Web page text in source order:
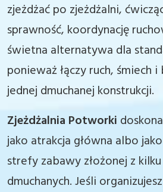
zjeżdżać po zjeżdżalni,
sprawność, koordynację
świetna alternatywa dla
ponieważ łączy ruch, śmiech
jednej dmuchanej konstrukcji.
Zjeżdżalnia Potworki
jako atrakcja główna albo
strefy zabawy złożonej z
dmuchanych. Jeśli